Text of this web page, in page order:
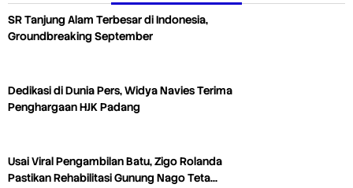
SR Tanjung Alam Terbesar di Indonesia,
Groundbreaking September
Dedikasi di Dunia Pers, Widya Navies Terima
Penghargaan HJK Padang
Usai Viral Pengambilan Batu, Zigo Rolanda
Pastikan Rehabilitasi Gunung Nago Teta…